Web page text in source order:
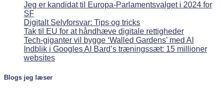
Jeg er kandidat til Europa-Parlamentsvalget i 2024 for
SF
Digitalt Selvforsvar: Tips og tricks
Tak til EU for at håndhæve digitale rettigheder
Tech-giganter vil bygge ‘Walled Gardens’ med AI
Indblik i Googles AI Bard’s træningssæt: 15 millioner
websites
Blogs jeg læser